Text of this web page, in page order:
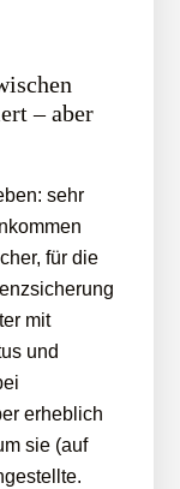
– aber
sehr
für die
mit
und
erheblich
sie (auf